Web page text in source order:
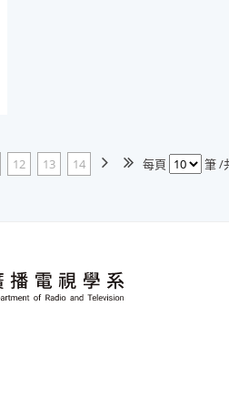
12 13 14 每頁 筆 /